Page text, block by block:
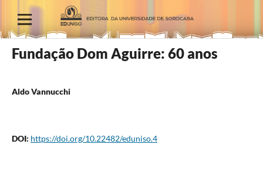
Fundação Dom Aguirre: 60 anos
Aldo Vannucchi
DOI: https://doi.org/10.22482/eduniso.4